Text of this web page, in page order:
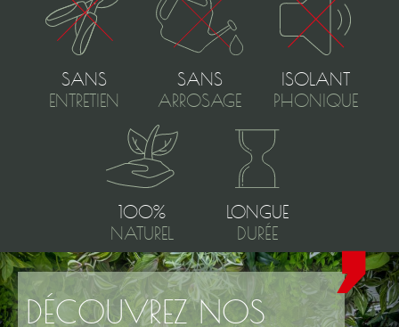
SANS
ENTRETIEN
SANS
ARROSAGE
ISOLANT
PHONIQUE
100%
NATUREL
LONGUE
DURÉE
DÉCOUVREZ NOS